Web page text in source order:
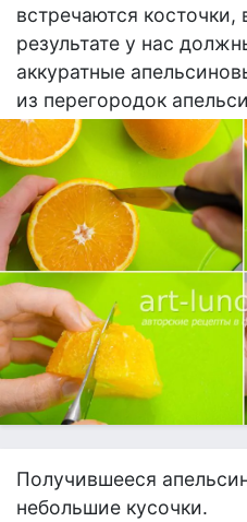
встречаются
результате у нас
аккуратные
из перегородок
Получившееся
небольшие кусочки.